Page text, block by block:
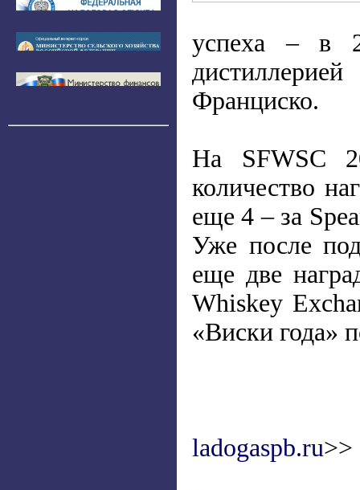
успеха – в
Франциско.
На SFWSC
количество
еще 4 – за
Уже после
еще две
Whiskey
«Виски года»
ladogaspb.ru>>